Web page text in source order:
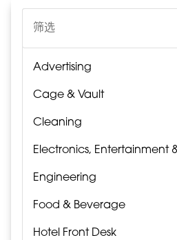
筛选
Advertising
Cage & Vault
Cleaning
Electronics, Entertainment
Engineering
Food & Beverage
Hotel Front Desk